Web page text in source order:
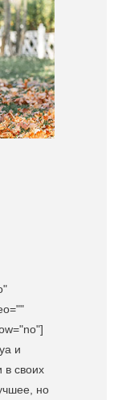
и
в своих
но